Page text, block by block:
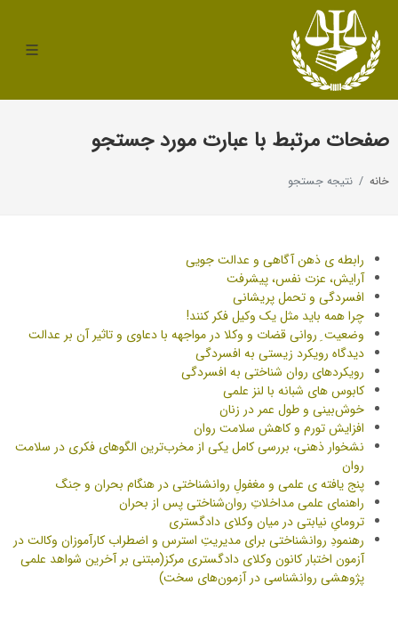
صفحات مرتبط با عبارت مورد جستجو
خانه نتیجه جستجو
رابطه ی ذهن آگاهی و عدالت جویی
آرایش، عزت نفس، پیشرفت
افسردگی و تحمل پریشانی
چرا همه باید مثل یک وکیل فکر کنند!
وضعیت ِ روانی قضات و وکلا در مواجهه با دعاوی و تاثیر آن بر عدالت
دیدگاه رویکرد زیستی به افسردگی
رویکردهای روان شناختی به افسردگی
کابوس های شبانه با لنز علمی
خوش‌بینی و طول عمر در زنان
افزایش تورم و کاهش سلامت روان
نشخوار ذهنی، بررسی کامل یکی از مخرب‌ترین الگوهای فکری در سلامت
روان
پنج یافته ی علمی و مغفولِ روانشناختی در هنگام بحران و جنگ
راهنمای علمی مداخلاتِ روان‌شناختی پس از بحران
ترومایِ نیابتی در میان وکلای دادگستری
رهنمودِ روانشناختی برای مدیریتِ استرس و اضطراب کارآموزان وکالت در
آزمون اختبار کانون وکلای دادگستری مرکز(مبتنی بر آخرین شواهد علمی
پژوهشی روانشناسی در آزمون‌های سخت)